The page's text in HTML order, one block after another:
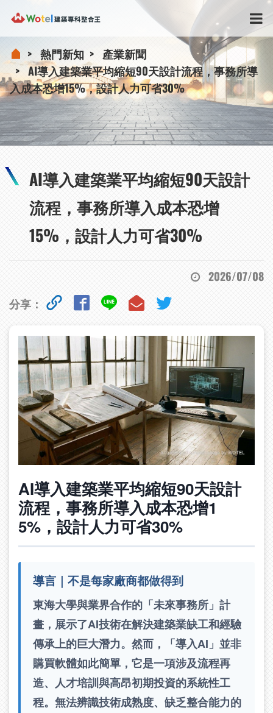
熱門新知
產業新聞
AI導入建築業平均縮短90天設計流程，事務所導
入成本恐增15%，設計人力可省30%
AI導入建築業平均縮短90天設計
流程，事務所導入成本恐增
15%，設計人力可省30%
分享：
2026/07/08
AI導入建築業平均縮短90天設計
流程，事務所導入成本恐增1
5%，設計人力可省30%
導言｜不是每家廠商都做得到
東海大學與業界合作的「未來事務所」計
畫，展示了AI技術在解決建築業缺工和經驗
傳承上的巨大潛力。然而，「導入AI」並非
購買軟體如此簡單，它是一項涉及流程再
造、人才培訓與高昂初期投資的系統性工
程。無法辨識技術成熟度、缺乏整合能力的